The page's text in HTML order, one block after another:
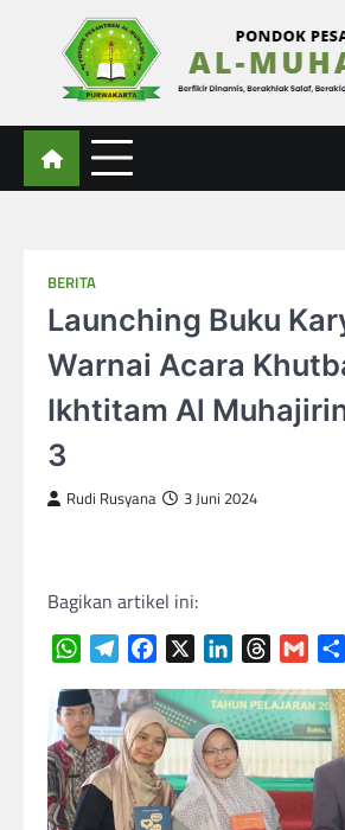
Al-Muhajirin
Berpikir Dinamis – Berakhlak Salaf – Berakidah
BERITA
Launching Buku
Warnai Acara
Ikhtitam Al
3
Rudi Rusyana 3 Juni 2024
Bagikan artikel ini:
WhatsAppTelegramFacebook LinkedInThreads
Gmail